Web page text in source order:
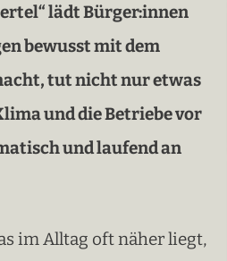
lädt Bürger:innen
bewusst mit dem
tut nicht nur etwas
und die Betriebe vor
und laufend an
im Alltag oft näher liegt,